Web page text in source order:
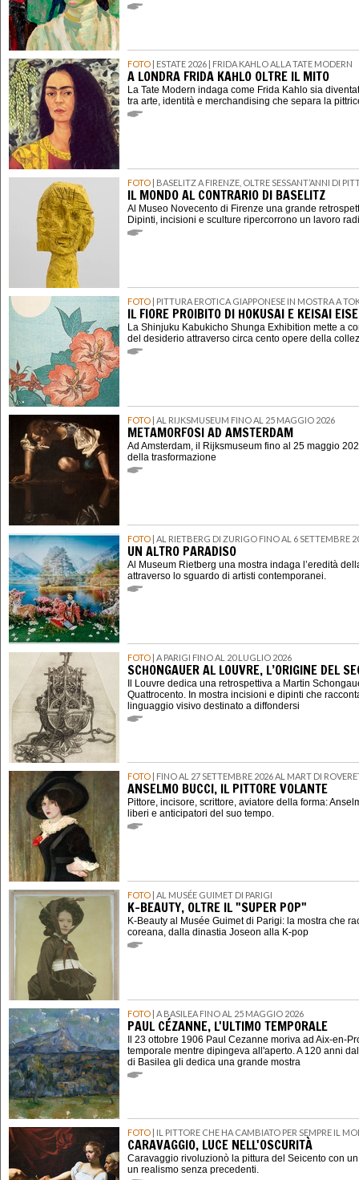
FOTO | ESTATE 2026 | FRIDA KAHLO ALLA TATE MODERN
A LONDRA FRIDA KAHLO OLTRE IL MITO
La Tate Modern indaga come Frida Kahlo sia
tra arte, identità e merchandising che separa la
FOTO | BASELITZ A FIRENZE, OLTRE SESSANT’ANNI DI
IL MONDO AL CONTRARIO DI BASELITZ
Al Museo Novecento di Firenze una grande
Dipinti, incisioni e sculture ripercorrono un lavoro
FOTO | PITTURA EROTICA GIAPPONESE IN MOSTRA A
IL FIORE PROIBITO DI HOKUSAI E KEISAI
La Shinjuku Kabukicho Shunga Exhibition mette a
del desiderio attraverso circa cento opere della
FOTO | AL RIJKSMUSEUM FINO AL 25 MAGGIO 2026
METAMORFOSI AD AMSTERDAM
Ad Amsterdam, il Rijksmuseum fino al 25 maggio
della trasformazione
FOTO | AL RIETBERG DI ZURIGO FINO AL 6 SETTEMBRE
UN ALTRO PARADISO
Al Museum Rietberg una mostra indaga l’eredità
attraverso lo sguardo di artisti contemporanei.
FOTO | A PARIGI FINO AL 20 LUGLIO 2026
SCHONGAUER AL LOUVRE, L’ORIGINE DEL
Il Louvre dedica una retrospettiva a Martin
Quattrocento. In mostra incisioni e dipinti che
linguaggio visivo destinato a diffondersi
FOTO | FINO AL 27 SETTEMBRE 2026 AL MART DI
ANSELMO BUCCI, IL PITTORE VOLANTE
Pittore, incisore, scrittore, aviatore della forma:
liberi e anticipatori del suo tempo.
FOTO | AL MUSÉE GUIMET DI PARIGI
K-BEAUTY, OLTRE IL "SUPER POP"
K-Beauty al Musée Guimet di Parigi: la mostra che
coreana, dalla dinastia Joseon alla K-pop
FOTO | A BASILEA FINO AL 25 MAGGIO 2026
PAUL CÉZANNE, L'ULTIMO TEMPORALE
Il 23 ottobre 1906 Paul Cezanne moriva ad Aix-en-
temporale mentre dipingeva all'aperto. A 120 anni
di Basilea gli dedica una grande mostra
FOTO | IL PITTORE CHE HA CAMBIATO PER SEMPRE IL
CARAVAGGIO, LUCE NELL'OSCURITÀ
Caravaggio rivoluzionò la pittura del Seicento con
un realismo senza precedenti.